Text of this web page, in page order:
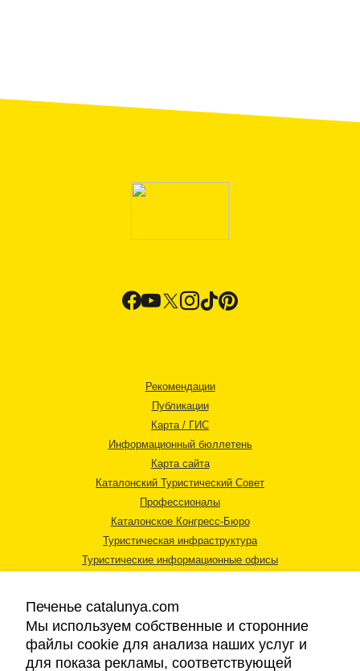
Рекомендации
Публикации
Карта / ГИС
Информационный бюллетень
Карта сайта
Каталонский Туристический Совет
Профессионалы
Каталонское Конгресс-Бюро
Туристическая инфраструктура
Туристические информационные офисы
Печенье catalunya.com
Мы используем собственные и сторонние
файлы cookie для анализа наших услуг и
для показа рекламы, соответствующей